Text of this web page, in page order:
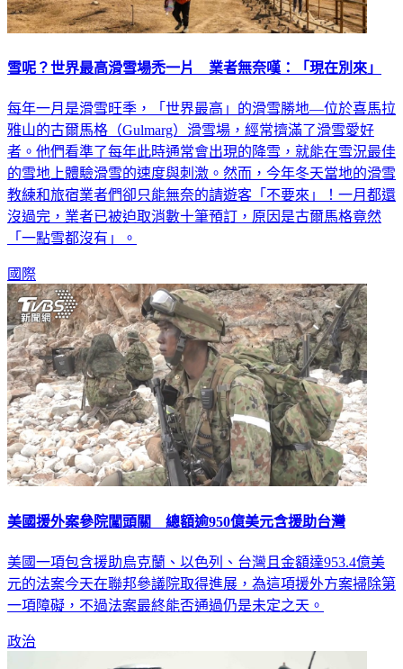
雪呢？世界最高滑雪場禿一片 業者無奈嘆：「現在別來」
每年一月是滑雪旺季，「世界最高」的滑雪勝地—位於喜馬拉
雅山的古爾馬格（Gulmarg）滑雪場，經常擠滿了滑雪愛好
者。他們看準了每年此時通常會出現的降雪，就能在雪況最佳
的雪地上體驗滑雪的速度與刺激。然而，今年冬天當地的滑雪
教練和旅宿業者們卻只能無奈的請遊客「不要來」！一月都還
沒過完，業者已被迫取消數十筆預訂，原因是古爾馬格竟然
「一點雪都沒有」。
國際
美國援外案參院闖頭關 總額逾950億美元含援助台灣
美國一項包含援助烏克蘭、以色列、台灣且金額達953.4億美
元的法案今天在聯邦參議院取得進展，為這項援外方案掃除第
一項障礙，不過法案最終能否通過仍是未定之天。
政治